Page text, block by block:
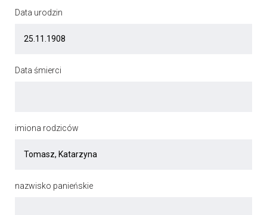
Data urodzin
Data śmierci
imiona rodziców
nazwisko panieńskie